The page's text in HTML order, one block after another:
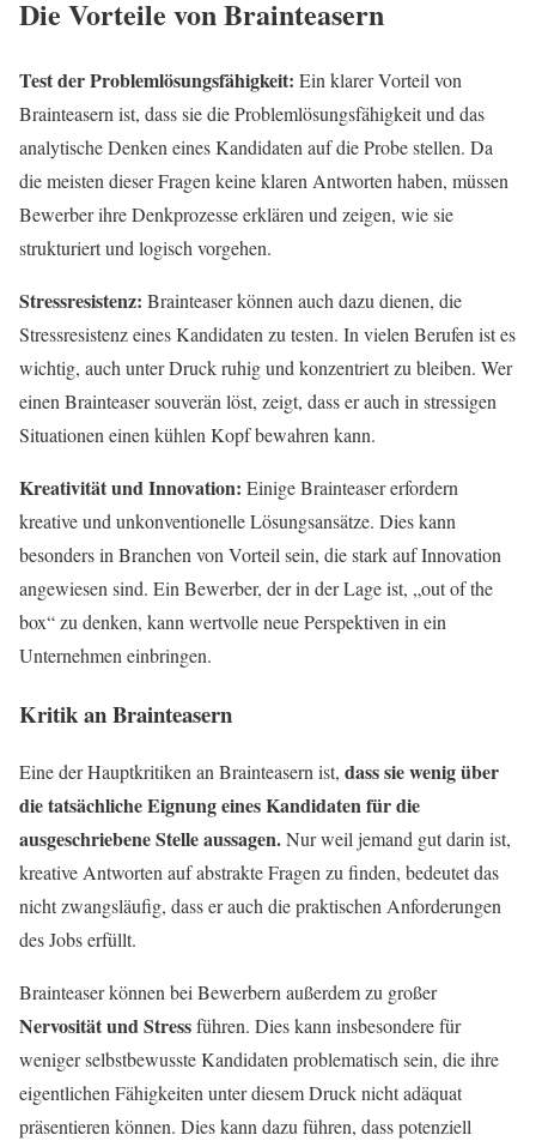
Die Vorteile von Brainteasern
Test der Problemlösungsfähigkeit: Ein klarer Vorteil von
Brainteasern ist, dass sie die Problemlösungsfähigkeit und das
analytische Denken eines Kandidaten auf die Probe stellen. Da
die meisten dieser Fragen keine klaren Antworten haben, müssen
Bewerber ihre Denkprozesse erklären und zeigen, wie sie
strukturiert und logisch vorgehen.
Stressresistenz: Brainteaser können auch dazu dienen, die
Stressresistenz eines Kandidaten zu testen. In vielen Berufen ist es
wichtig, auch unter Druck ruhig und konzentriert zu bleiben. Wer
einen Brainteaser souverän löst, zeigt, dass er auch in stressigen
Situationen einen kühlen Kopf bewahren kann.
Kreativität und Innovation: Einige Brainteaser erfordern
kreative und unkonventionelle Lösungsansätze. Dies kann
besonders in Branchen von Vorteil sein, die stark auf Innovation
angewiesen sind. Ein Bewerber, der in der Lage ist, „out of the
box“ zu denken, kann wertvolle neue Perspektiven in ein
Unternehmen einbringen.
Kritik an Brainteasern
Eine der Hauptkritiken an Brainteasern ist, dass sie wenig über
die tatsächliche Eignung eines Kandidaten für die
ausgeschriebene Stelle aussagen.Nur weil jemand gut darin ist,
kreative Antworten auf abstrakte Fragen zu finden, bedeutet das
nicht zwangsläufig, dass er auch die praktischen Anforderungen
des Jobs erfüllt.
Brainteaser können bei Bewerbern außerdem zu großer
Nervosität und Stressführen. Dies kann insbesondere für
weniger selbstbewusste Kandidaten problematisch sein, die ihre
eigentlichen Fähigkeiten unter diesem Druck nicht adäquat
präsentieren können. Dies kann dazu führen, dass potenziell